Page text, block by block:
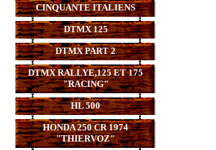
CINQUANTE ITALIENS
DTMX 125
DTMX PART 2
DTMX RALLYE,125 ET 175
"RACING"
HL 500
HONDA 250 CR 1974
"THIERVOZ"